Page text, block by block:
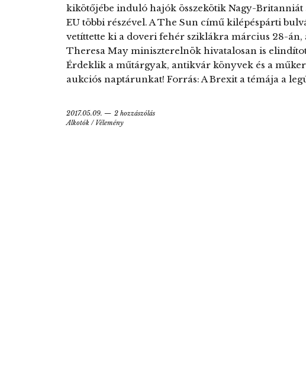
kikötőjébe induló hajók összekötik Nagy-Britanniát
EU többi részével. A The Sun című kilépéspárti
vetíttette ki a doveri fehér sziklákra március 28-án,
Theresa May miniszterelnök hivatalosan is
Érdeklik a műtárgyak, antikvár könyvek és a
aukciós naptárunkat! Forrás: A Brexit a témája a
2017.05.09.
2 hozzászólás
Alkotók / Vélemény